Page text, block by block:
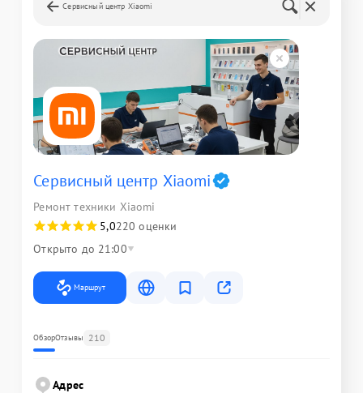
Сервисный центр Xiaomi
Сервисный центр Xiaomi
Ремонт техники Xiaomi
5,0220 оценки
Открыто до 21:00
Маршрут
ОбзорОтзывы 210
Адрес